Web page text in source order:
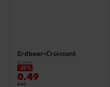
Erdbeer-Croissant
je Stück
-28%
0.49
0.69